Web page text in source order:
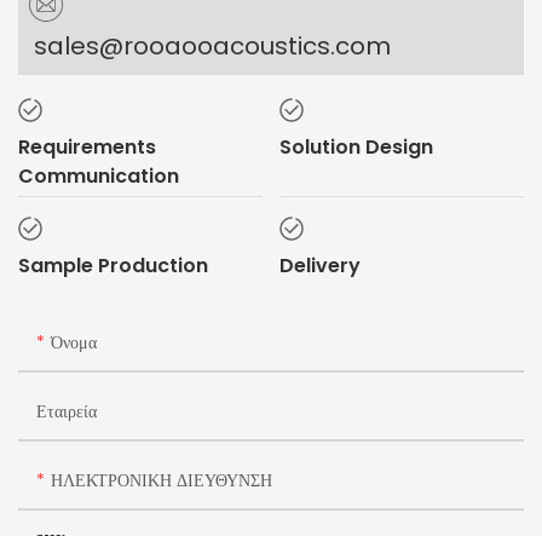
sales@rooaooacoustics.com
Requirements
Communication
Solution Design
Sample Production Delivery
Όνομα
Εταιρεία
ΗΛΕΚΤΡΟΝΙΚΗ ΔΙΕΥΘΥΝΣΗ